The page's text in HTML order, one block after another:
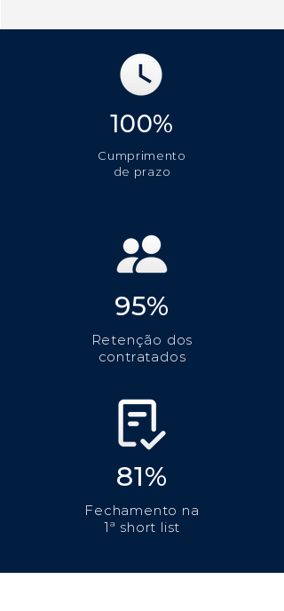
100%
Cumprimento
de prazo
95%
Retenção dos
contratados
81%
Fechamento na
1ª short list